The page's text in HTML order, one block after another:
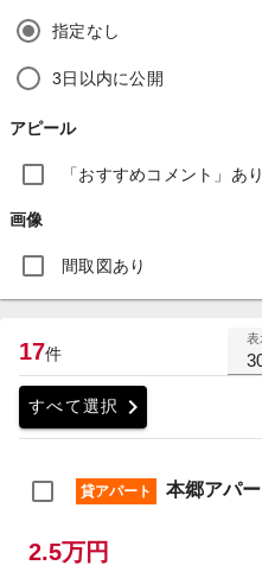
指定なし
3日以内に公開
アピール
「おすすめコメント」あり
画像
間取図あり
17件
表
すべて選択 chevron_right
貸アパート 本郷アパ
2.5万円